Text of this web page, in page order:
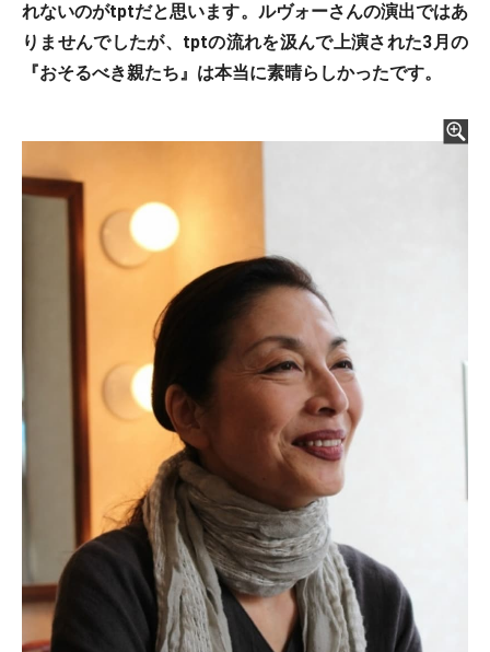
れないのがtptだと思います。ルヴォーさんの演出ではあ
りませんでしたが、tptの流れを汲んで上演された3月の
『おそるべき親たち』は本当に素晴らしかったです。